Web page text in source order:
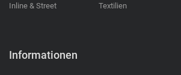
Inline & Street
Textilien
Informationen